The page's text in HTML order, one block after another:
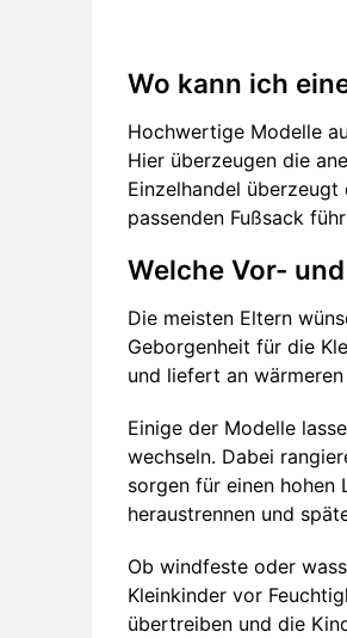
Wo kann ich
Hochwertige Modelle
Hier überzeugen die
Einzelhandel
passenden Fußsack
Welche Vor-
Die meisten Eltern
Geborgenheit für die
und liefert an
Einige der Modelle
wechseln. Dabei
sorgen für einen hohen
heraustrennen und
Ob windfeste oder
Kleinkinder vor
übertreiben und die